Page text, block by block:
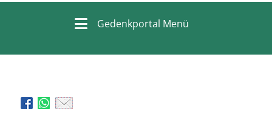
Gedenkportal Menü